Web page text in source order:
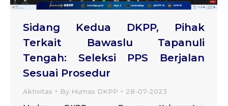
Sidang Kedua DKPP, Pihak
Terkait Bawaslu Tapanuli
Tengah: Seleksi PPS Berjalan
Sesuai Prosedur
Aktivitas By Humas DKPP 28-07-2023